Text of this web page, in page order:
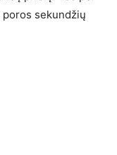
sekundžių